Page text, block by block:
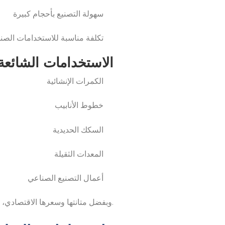
سهولة التصنيع بأحجام كبيرة
تكلفة مناسبة للاستخدامات
الاستخدامات
الكمرات الإنشائية
خطوط الأنابيب
السكك الحديدية
المعدات الثقيلة
أعمال التصنيع الصناعي
وبفضل متانتها وسعرها الاقتصادي، تظل لفائف الصلب المدرفلة على الساخن خيارًا مفضلًا في الصناعات واسعة النطاق.